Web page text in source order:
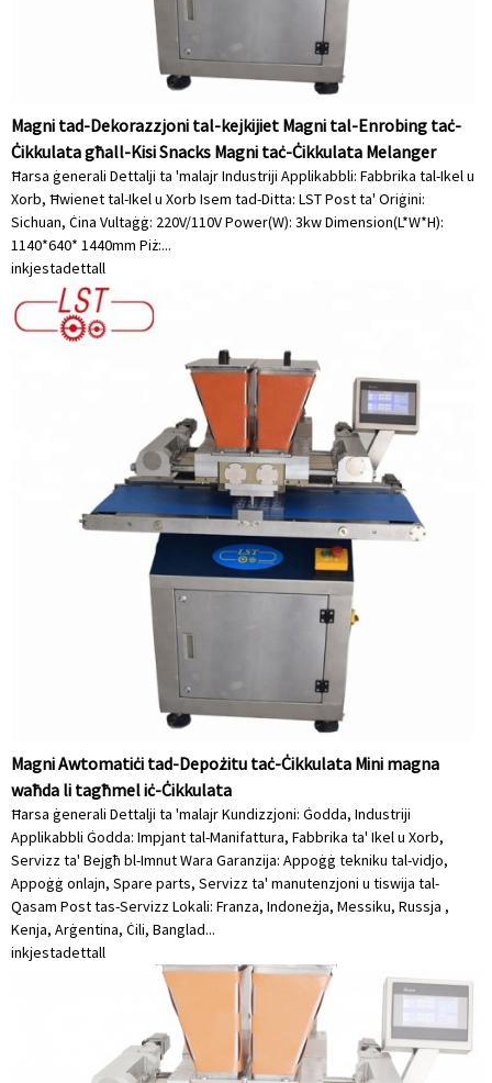
Magni tad-Dekorazzjoni tal-kejkijiet Magni tal-Enrobing taċ-
Ċikkulata għall-Kisi Snacks Magni taċ-Ċikkulata Melanger
Ħarsa ġenerali Dettalji ta 'malajr Industriji Applikabbli: Fabbrika tal-Ikel u
Xorb, Ħwienet tal-Ikel u Xorb Isem tad-Ditta: LST Post ta' Oriġini:
Sichuan, Ċina Vultaġġ: 220V/110V Power(W): 3kw Dimension(L*W*H):
1140*640* 1440mm Piż:...
inkjestadettall
Magni Awtomatiċi tad-Depożitu taċ-Ċikkulata Mini magna
waħda li tagħmel iċ-Ċikkulata
Ħarsa ġenerali Dettalji ta 'malajr Kundizzjoni: Ġodda, Industriji
Applikabbli Ġodda: Impjant tal-Manifattura, Fabbrika ta' Ikel u Xorb,
Servizz ta' Bejgħ bl-Imnut Wara Garanzija: Appoġġ tekniku tal-vidjo,
Appoġġ onlajn, Spare parts, Servizz ta' manutenzjoni u tiswija tal-
Qasam Post tas-Servizz Lokali: Franza, Indoneżja, Messiku, Russja ,
Kenja, Arġentina, Ċili, Banglad...
inkjestadettall